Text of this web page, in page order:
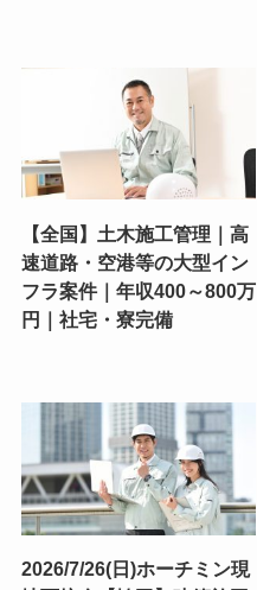
【全国】土木施工管理｜高
速道路・空港等の大型イン
フラ案件｜年収400～800万
円｜社宅・寮完備
2026/7/26(日)ホーチミン現